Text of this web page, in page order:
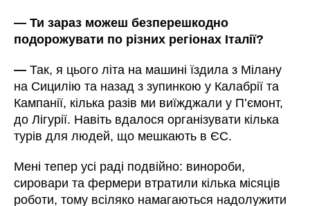
—Ти зараз можеш безперешкодно
подорожувати по різних регіонах Італії?
—Так, я цього літа на машині їздила з Мілану
на Сицилію та назад з зупинкою у Калабрії та
Кампанії, кілька разів ми виїжджали у П’ємонт,
до Лігурії. Навіть вдалося організувати кілька
турів для людей, що мешкають в ЄС.
Мені тепер усі раді подвійно: винороби,
сировари та фермери втратили кілька місяців
роботи, тому всіляко намагаються надолужити